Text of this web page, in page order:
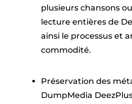
plusieurs chansons
lecture entières de
ainsi le processus et
commodité.
Préservation des
DumpMedia